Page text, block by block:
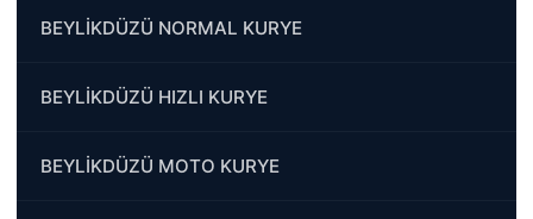
BEYLİKDÜZÜ NORMAL KURYE
BEYLİKDÜZÜ HIZLI KURYE
BEYLİKDÜZÜ MOTO KURYE